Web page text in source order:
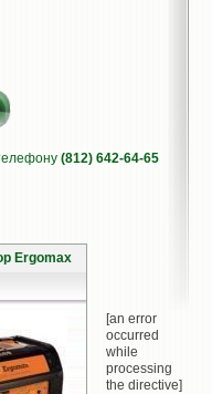
(812) 642-64-65
Ergomax
[an error
occurred
while
processing
the directive]